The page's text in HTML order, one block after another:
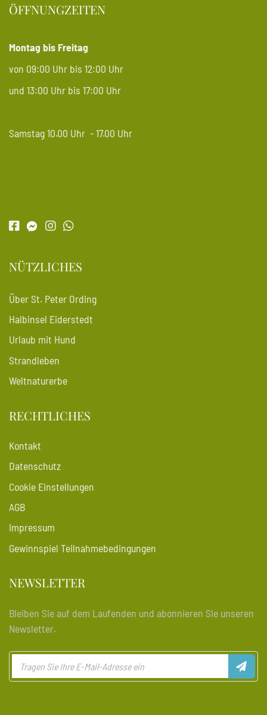
ÖFFNUNGZEITEN
Montag bis Freitag
von 09:00 Uhr bis 12:00 Uhr
und 13:00 Uhr bis 17:00 Uhr
Samstag 10.00 Uhr - 17.00 Uhr
NÜTZLICHES
Über St. Peter Ording
Halbinsel Eiderstedt
Urlaub mit Hund
Strandleben
Weltnaturerbe
RECHTLICHES
Kontakt
Datenschutz
Cookie Einstellungen
AGB
Impressum
Gewinnspiel Teilnahmebedingungen
NEWSLETTER
Bleiben Sie auf dem Laufenden und abonnieren Sie unseren
Newsletter.